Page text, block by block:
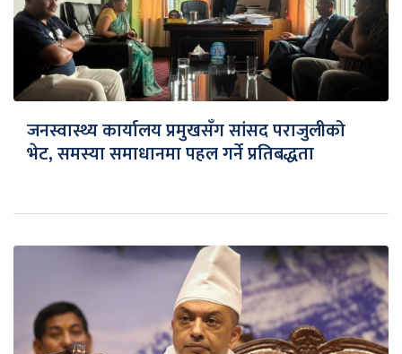
जनस्वास्थ्य कार्यालय प्रमुखसँग सांसद पराजुलीको
भेट, समस्या समाधानमा पहल गर्ने प्रतिबद्धता